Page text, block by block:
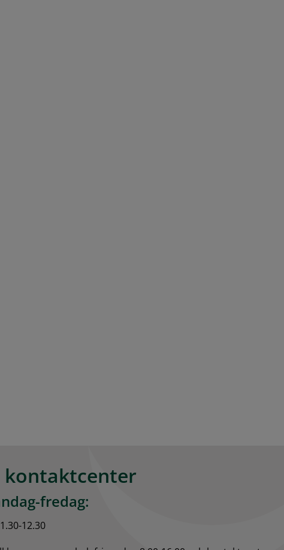
fredag:
12.30